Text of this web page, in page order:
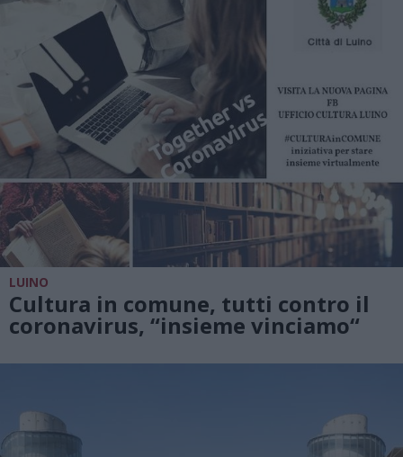
LUINO
Cultura in comune, tutti contro il
coronavirus, “insieme vinciamo“